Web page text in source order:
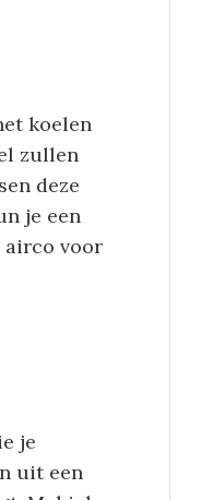
koelen
zullen
deze
je een
airco voor
je
uit een